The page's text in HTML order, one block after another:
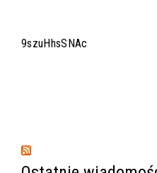
9szuHhsSNAc